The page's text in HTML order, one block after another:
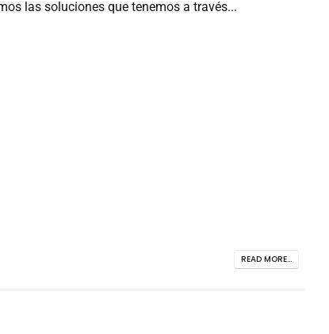
las soluciones que tenemos a través...
READ MORE...